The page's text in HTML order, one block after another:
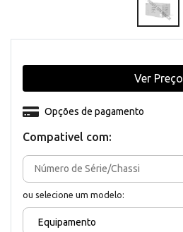
Compativel com:
ou selecione um modelo:
Equipamento
Opções de pagamento
Ver Preço